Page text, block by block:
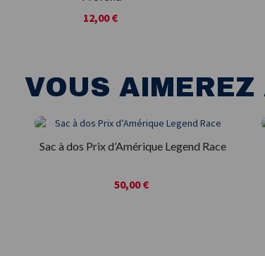
12,00 €
VOUS AIMEREZ
Sac à dos Prix d’Amérique Legend Race
50,00 €